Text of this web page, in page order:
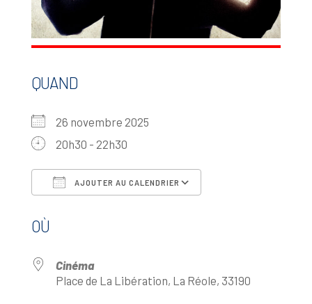
QUAND
26 novembre 2025
20h30 - 22h30
AJOUTER AU CALENDRIER
OÙ
Cinéma
Place de La Libération, La Réole, 33190